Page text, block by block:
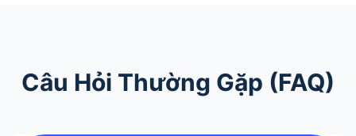
Câu Hỏi Thường Gặp (FAQ)